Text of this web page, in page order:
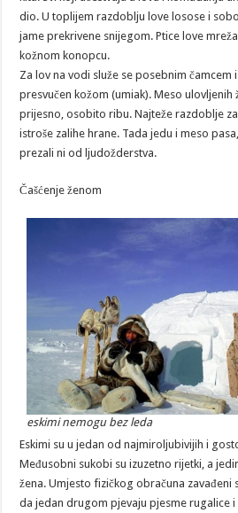
dio. U toplijem razdoblju love losose i
jame prekrivene snijegom. Ptice love
kožnom konopcu.
Za lov na vodi služe se posebnim
presvučen kožom (umiak). Meso
prijesno, osobito ribu. Najteže razdoblje
istroše zalihe hrane. Tada jedu i meso
prezali ni od ljudožderstva.
Čašćenje ženom
eskimi nemogu bez leda
Eskimi su u jedan od najmiroljubivijih i
Međusobni sukobi su izuzetno rijetki, a
žena. Umjesto fizičkog obračuna zavađeni
da jedan drugom pjevaju pjesme rugalice i